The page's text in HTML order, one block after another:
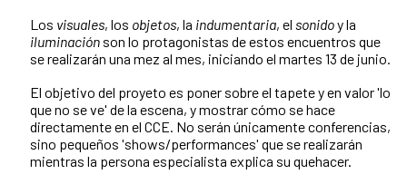
Los visuales, los objetos, la indumentaria, el sonidoy la
iluminación son lo protagonistas de estos encuentros que
se realizarán una mez al mes, iniciando el martes 13 de junio.
El objetivo del proyeto es poner sobre el tapete y en valor 'lo
que no se ve' de la escena, y mostrar cómo se hace
directamente en el CCE. No serán únicamente conferencias,
sino pequeños 'shows/performances' que se realizarán
mientras la persona especialista explica su quehacer.